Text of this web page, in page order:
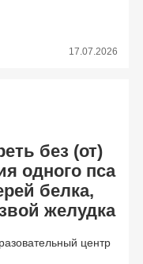
17.07.2026
без (от)
одного пса
белка,
желудка
центр